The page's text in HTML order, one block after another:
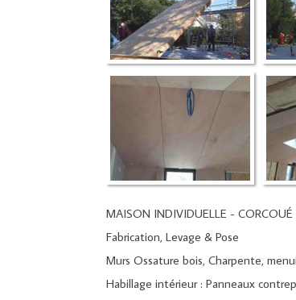
MAISON INDIVIDUELLE - CORCOUÉ
Fabrication, Levage & Pose
Murs Ossature bois, Charpente,
Habillage intérieur : Panneaux